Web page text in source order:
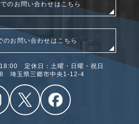
のお問い合わせはこちら
のお問い合わせはこちら
定休日：土曜・日曜・祝日
埼玉県三郷市中央1-12-4